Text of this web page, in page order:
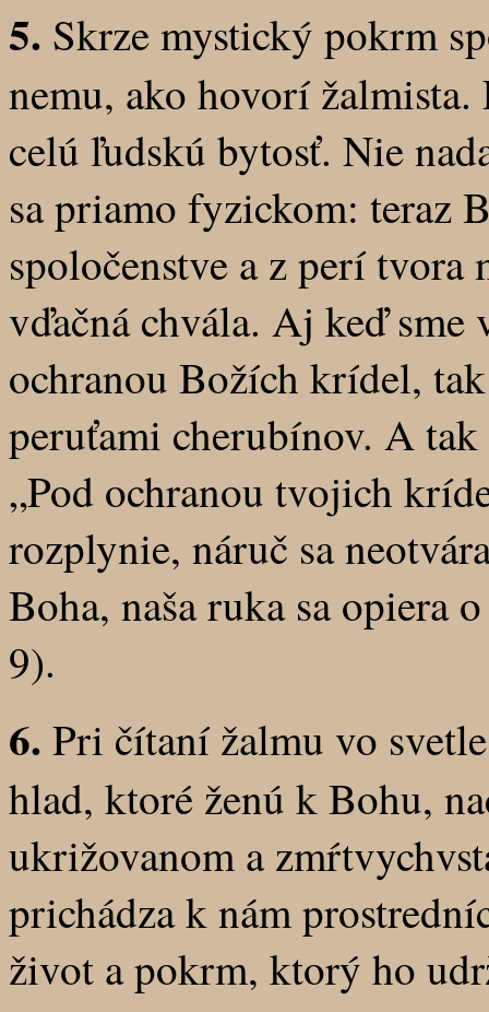
5. Skrze mystický pokrm
nemu, ako hovorí žalmista.
celú ľudskú bytosť. Nie
sa priamo fyzickom: teraz
spoločenstve a z perí tvora
vďačná chvála. Aj keď
ochranou Božích krídel,
peruťami cherubínov. A
„Pod ochranou tvojich
rozplynie, náruč sa
Boha, naša ruka sa opiera
9).
6. Pri čítaní žalmu vo
hlad, ktoré ženú k Bohu,
ukrižovanom a
prichádza k nám
život a pokrm, ktorý ho